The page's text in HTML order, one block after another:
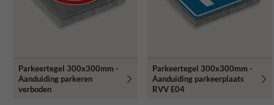
Parkeertegel 300x300mm -
Aanduiding parkeren
verboden
Parkeertegel 300x300mm -
Aanduiding parkeerplaats
RVV E04